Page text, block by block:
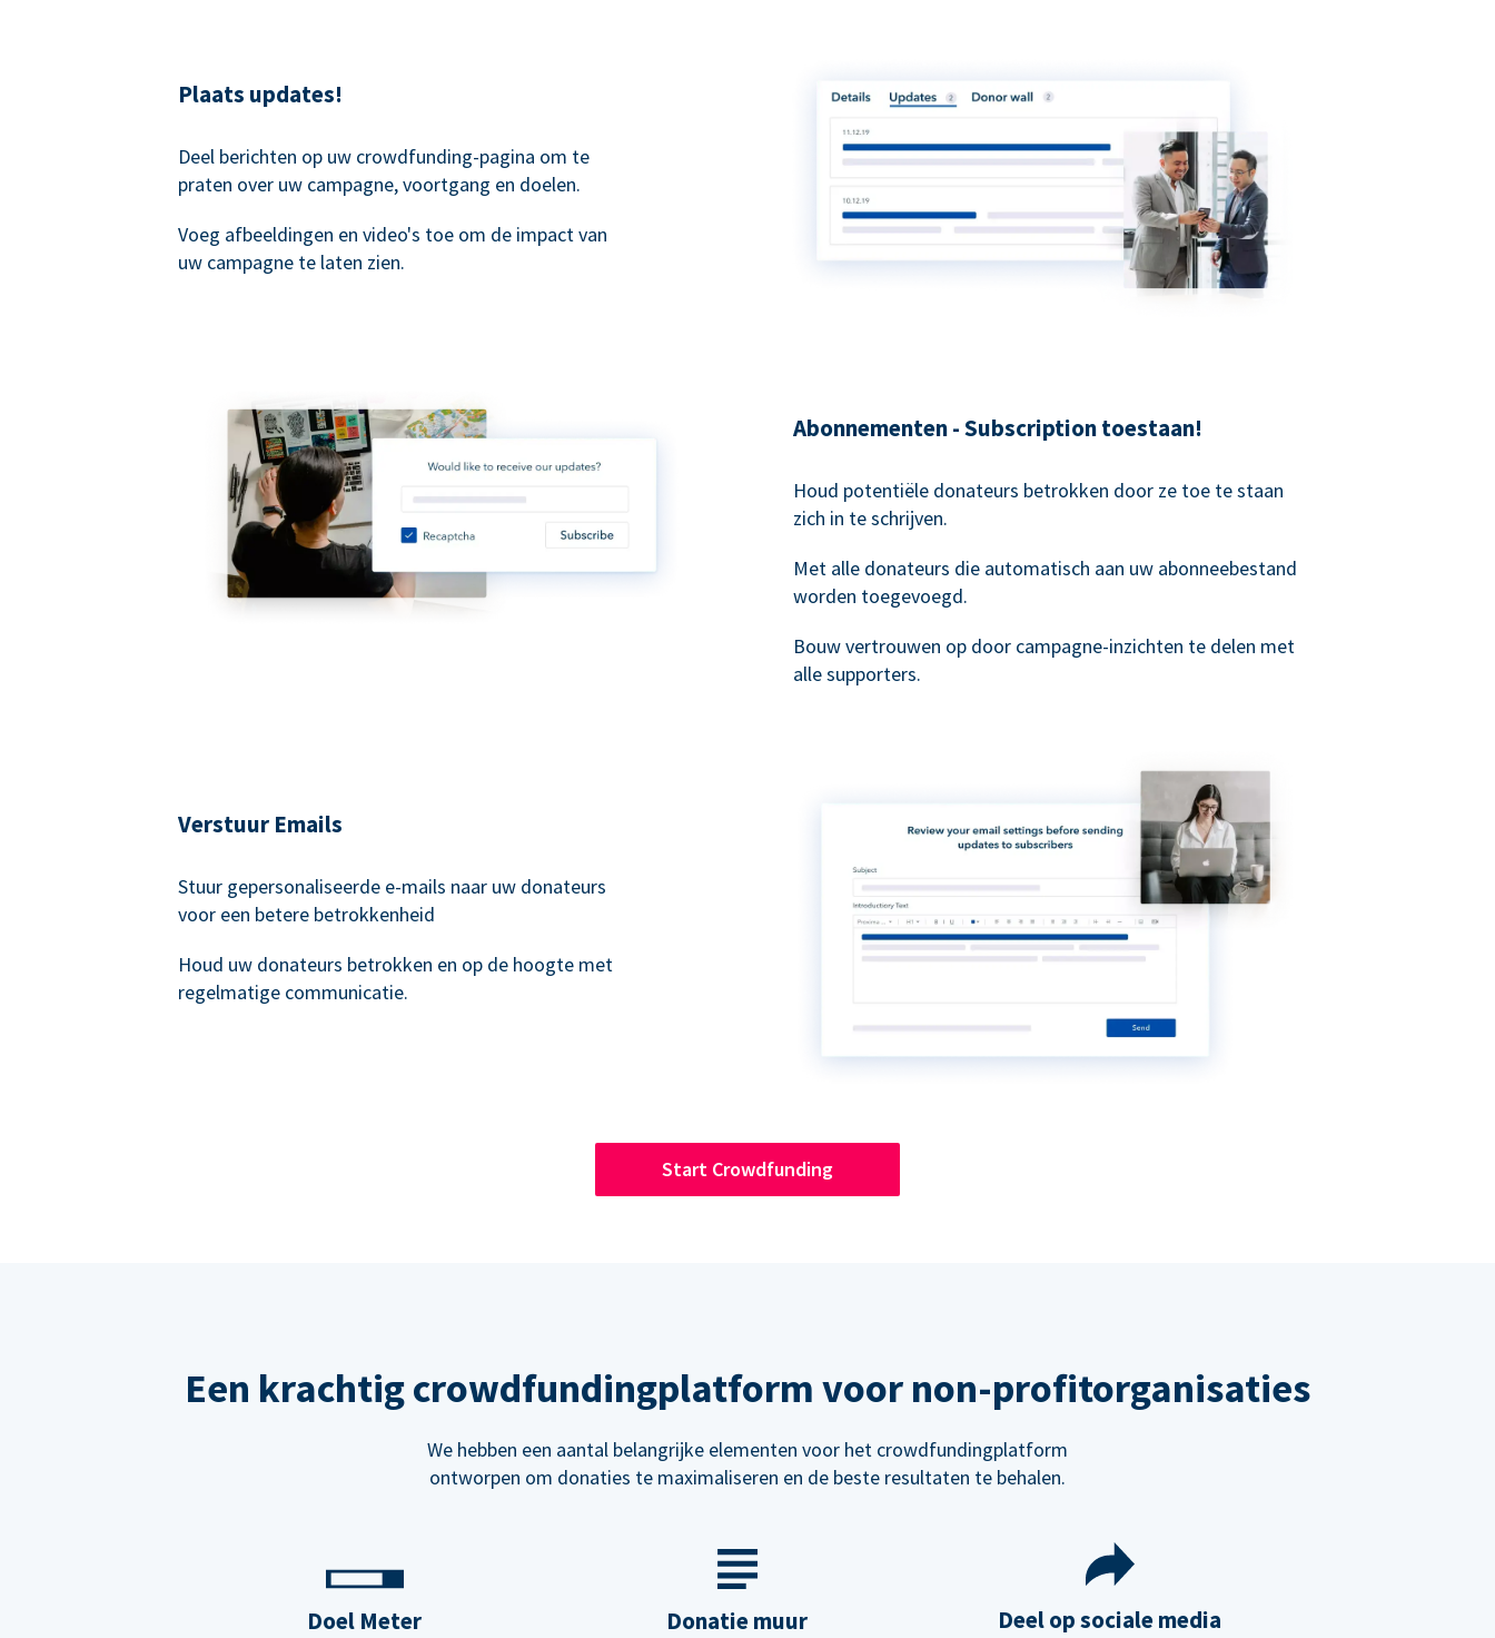
Plaats updates!
Deel berichten op uw crowdfunding-pagina om te
praten over uw campagne, voortgang en doelen.
Voeg afbeeldingen en video's toe om de impact van
uw campagne te laten zien.
Abonnementen - Subscription toestaan!
Houd potentiële donateurs betrokken door ze toe te staan
zich in te schrijven.
Met alle donateurs die automatisch aan uw abonneebestand
worden toegevoegd.
Bouw vertrouwen op door campagne-inzichten te delen met
alle supporters.
Verstuur Emails
Stuur gepersonaliseerde e-mails naar uw donateurs
voor een betere betrokkenheid
Houd uw donateurs betrokken en op de hoogte met
regelmatige communicatie.
Start Crowdfunding
Een krachtig crowdfundingplatform voor non-profitorganisaties
We hebben een aantal belangrijke elementen voor het crowdfundingplatform
ontworpen om donaties te maximaliseren en de beste resultaten te behalen.
Doel Meter Donatie muur Deel op sociale media